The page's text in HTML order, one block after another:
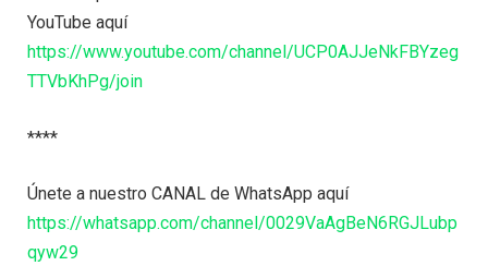
YouTube aquí
https://www.youtube.com/channel/UCP0AJJeNkFBYzeg
TTVbKhPg/join
****
Únete a nuestro CANAL de WhatsApp aquí
https://whatsapp.com/channel/0029VaAgBeN6RGJLubp
qyw29